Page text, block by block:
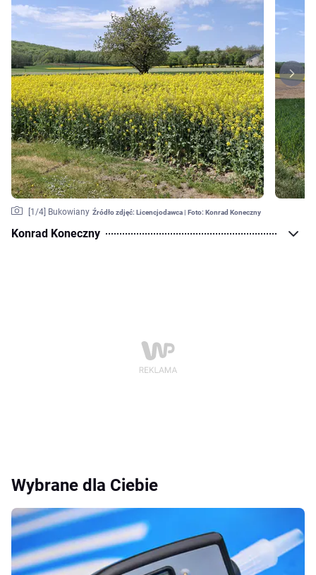
1 /4] Bukowiany Źródło zdjęć: Licencjodawca | Foto: Konrad Koneczny
Konrad Koneczny
Wybrane dla Ciebie